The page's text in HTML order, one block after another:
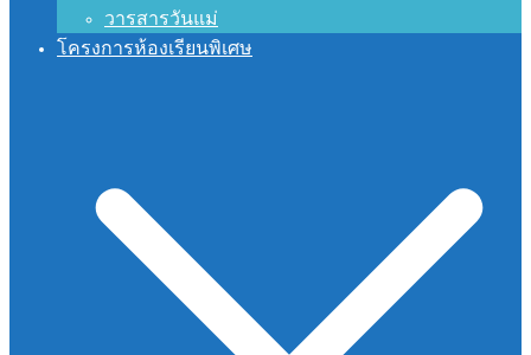
วารสารวันแม่
โครงการห้องเรียนพิเศษ